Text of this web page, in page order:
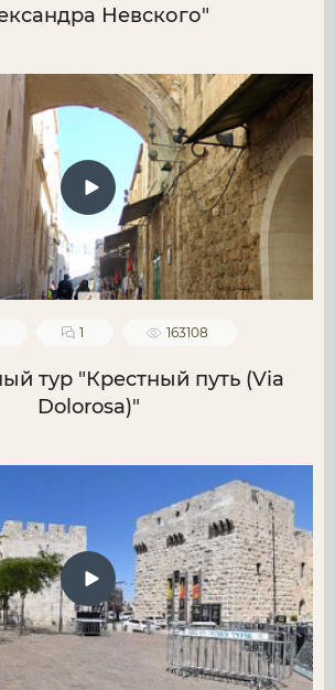
Невского"
1 163108
тур "Крестный путь (Via
Dolorosa)"